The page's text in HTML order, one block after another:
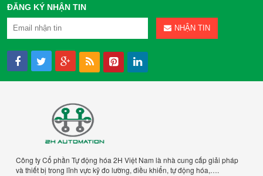
ĐĂNG KÝ NHẬN TIN
NHẬN TIN
Công ty Cổ phần Tự động hóa 2H Việt Nam là nhà cung cấp giải pháp
và thiết bị trong lĩnh vực kỹ đo lường, điều khiển, tự động hóa,….